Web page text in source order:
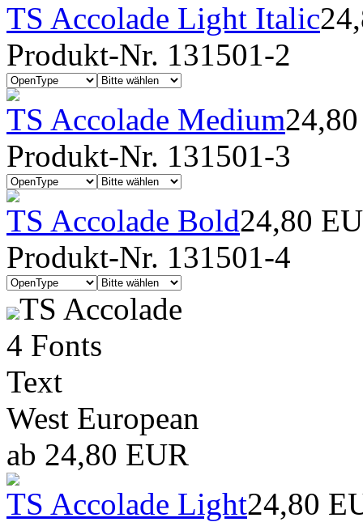
TS Accolade Light Italic
Produkt-Nr. 131501-2
TS Accolade Medium
Produkt-Nr. 131501-3
TS Accolade Bold24,80
Produkt-Nr. 131501-4
TS Accolade
4 Fonts
Text
West European
ab 24,80 EUR
TS Accolade Light24,80